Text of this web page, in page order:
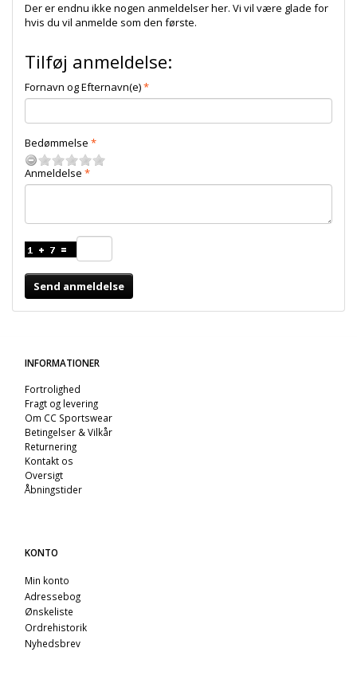
Der er endnu ikke nogen anmeldelser her. Vi vil være glade for
hvis du vil anmelde som den første.
Tilføj anmeldelse:
Fornavn og Efternavn(e)
Bedømmelse
Anmeldelse
Send anmeldelse
INFORMATIONER
Fortrolighed
Fragt og levering
Om CC Sportswear
Betingelser & Vilkår
Returnering
Kontakt os
Oversigt
Åbningstider
KONTO
Min konto
Adressebog
Ønskeliste
Ordrehistorik
Nyhedsbrev